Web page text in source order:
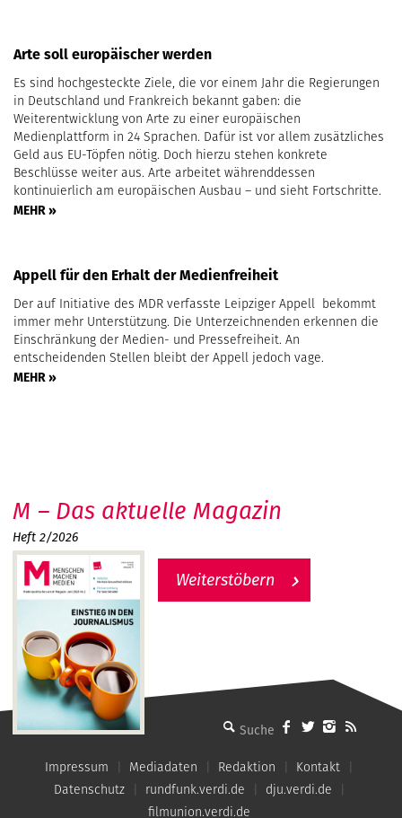
Arte soll europäischer werden
Es sind hochgesteckte Ziele, die vor einem Jahr die Regierungen
in Deutschland und Frankreich bekannt gaben: die
Weiterentwicklung von Arte zu einer europäischen
Medienplattform in 24 Sprachen. Dafür ist vor allem zusätzliches
Geld aus EU-Töpfen nötig. Doch hierzu stehen konkrete
Beschlüsse weiter aus. Arte arbeitet währenddessen
kontinuierlich am europäischen Ausbau – und sieht Fortschritte.
MEHR »
Appell für den Erhalt der Medienfreiheit
Der auf Initiative des MDR verfasste Leipziger Appell bekommt
immer mehr Unterstützung. Die Unterzeichnenden erkennen die
Einschränkung der Medien- und Pressefreiheit. An
entscheidenden Stellen bleibt der Appell jedoch vage.
MEHR »
MMM - Menschen machen Medien
M – Das aktuelle Magazin
Heft 2/2026
Weiterstöbern
Impressum Mediadaten Redaktion
Kontakt
Datenschutz
rundfunk.verdi.de
dju.verdi.de
filmunion.verdi.de